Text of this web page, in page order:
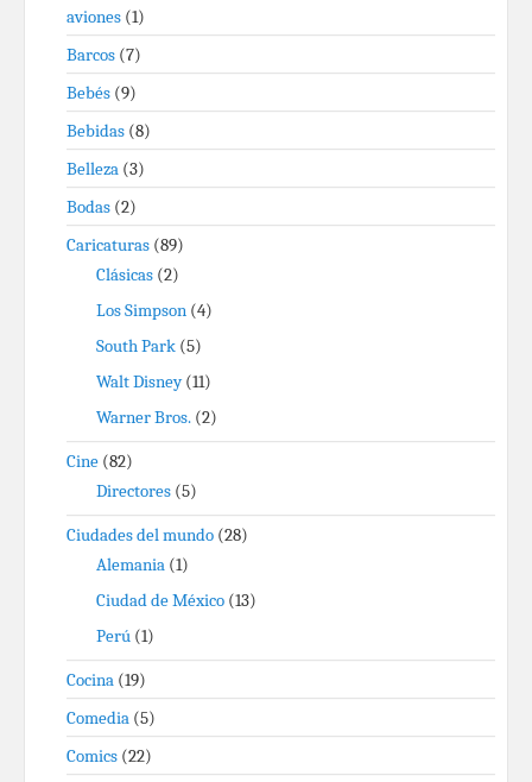
aviones (1)
Barcos (7)
Bebés (9)
Bebidas (8)
Belleza (3)
Bodas (2)
Caricaturas (89)
Clásicas (2)
Los Simpson (4)
South Park (5)
Walt Disney(11)
Warner Bros. (2)
Cine (82)
Directores (5)
Ciudades del mundo (28)
Alemania (1)
Ciudad de México (13)
Perú (1)
Cocina (19)
Comedia (5)
Comics (22)